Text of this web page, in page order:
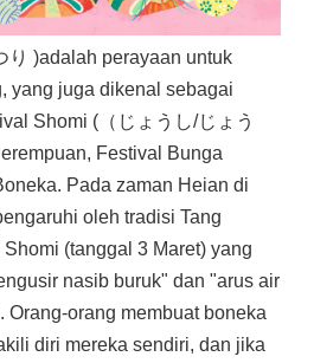
り )adalah perayaan untuk
yang juga dikenal sebagai
Shomi (（じょうし/じょう
Festival Bunga
Pada zaman Heian di
oleh tradisi Tang
(tanggal 3 Maret) yang
nasib buruk" dan "arus air
Orang-orang membuat boneka
diri mereka sendiri, dan jika